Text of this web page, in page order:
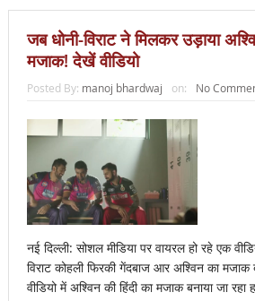
जब धोनी-विराट ने मिलकर उड़ाया
मजाक! देखें वीडियो
Posted By: manoj bhardwaj on: No
नई दिल्ली: सोशल मीडिया पर वायरल हो रहे एक
विराट कोहली फिरकी गेंदबाज आर अश्विन का
वीडियो में अश्विन की हिंदी का मजाक बनाया जा रहा